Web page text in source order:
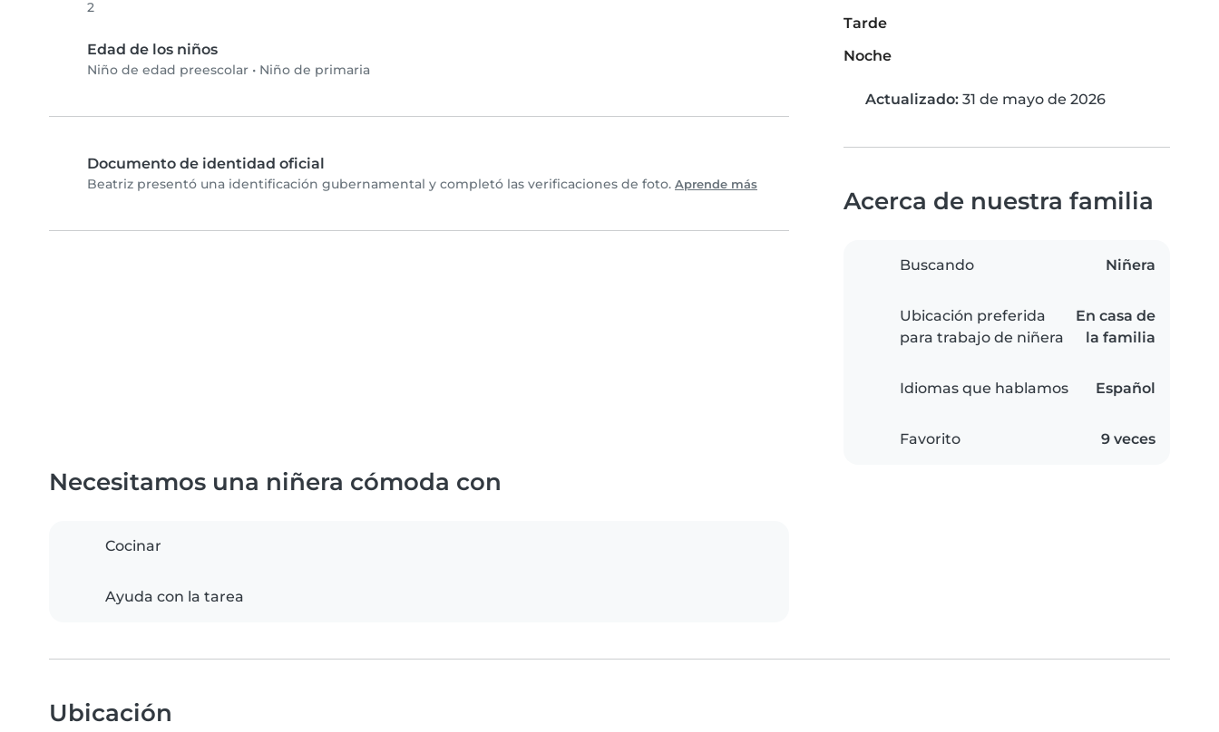
2
Edad de los niños
Niño de edad preescolar • Niño de primaria
Documento de identidad oficial
Beatriz presentó una identificación gubernamental y completó las verificaciones de foto. Aprende más
Tarde
Noche
Actualizado: 31 de mayo de 2026
Acerca de nuestra familia
Buscando Niñera
Ubicación preferida
para trabajo de niñera
En casa de
la familia
Idiomas que hablamos Español
Favorito 9 veces
Necesitamos una niñera cómoda con
Cocinar
Ayuda con la tarea
Ubicación